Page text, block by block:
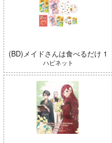
(BD)メイドさんは食べるだけ 1
ハピネット